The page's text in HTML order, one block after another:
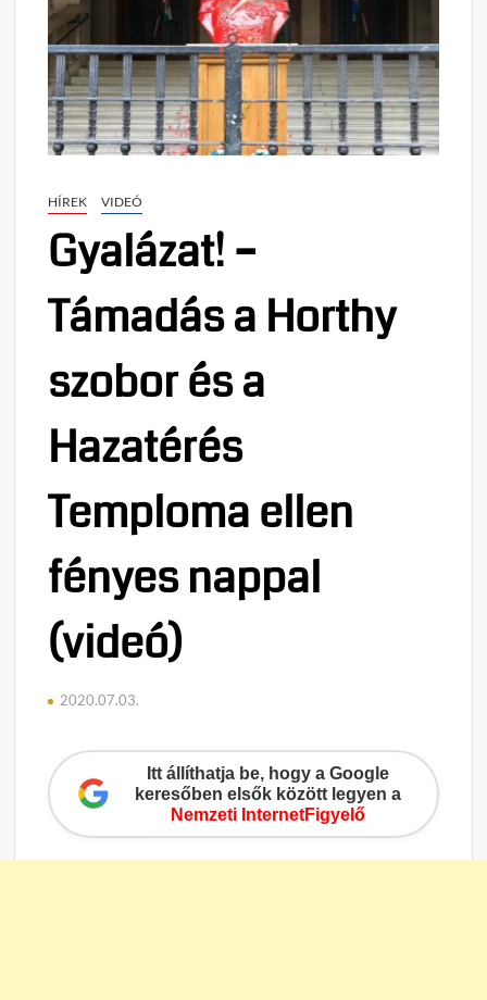
HÍREK VIDEÓ
Gyalázat! –
Támadás a Horthy
szobor és a
Hazatérés
Temploma ellen
fényes nappal
(videó)
2020.07.03.
Itt állíthatja be, hogy a Google
keresőben elsők között legyen a
Nemzeti InternetFigyelő